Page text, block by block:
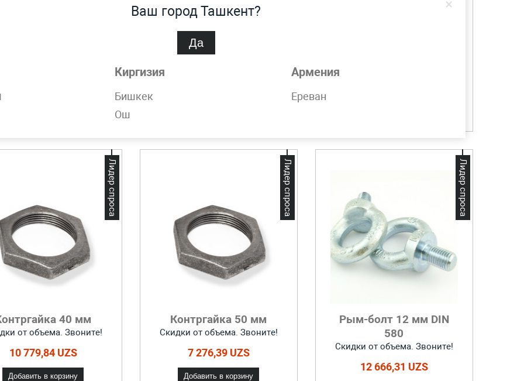
×
Ваш город Ташкент?
Да
Киргизия
Бишкек
Ош
Армения
Ереван
Контргайка 25 мм
Скидки от объема. Звоните!
40 мм
от объема. Звоните!
10 779,84 UZS
Добавить в корзину
Лидер спроса
Контргайка 50 мм
Скидки от объема. Звоните!
7 276,39 UZS
Добавить в корзину
Лидер спроса
Рым-болт 12 мм DIN
580
Скидки от объема. Звоните!
12 666,31 UZS
Лидер спроса